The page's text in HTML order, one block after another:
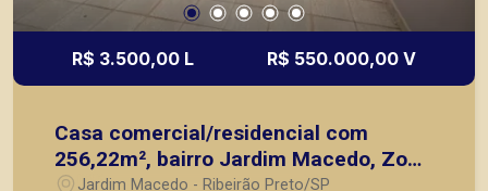
R$ 3.500,00 L R$ 550.000,00 V
Casa comercial/residencial com
256,22m², bairro Jardim Macedo, Zona
Leste em Ribeirão Preto/SP.
Jardim Macedo - Ribeirão Preto/SP